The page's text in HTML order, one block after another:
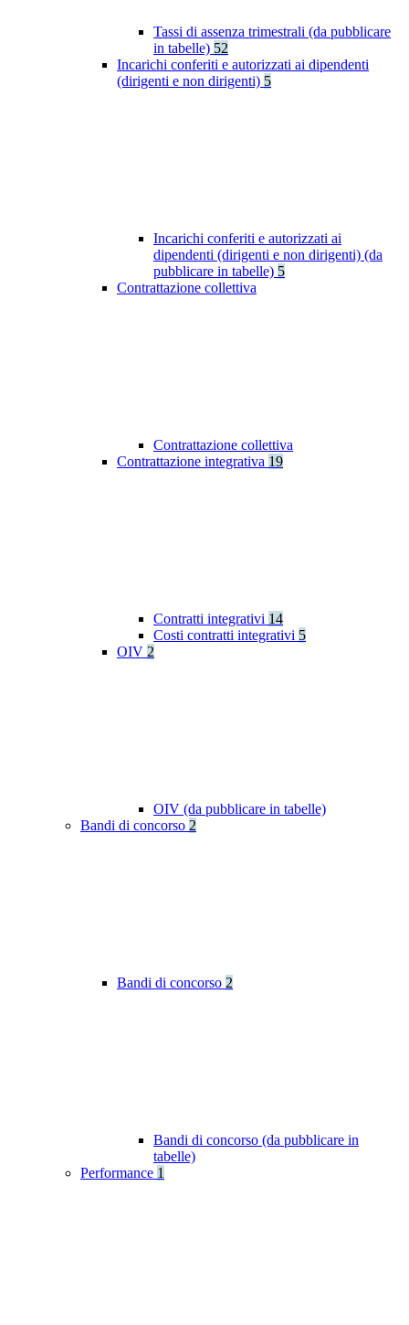
Tassi di assenza trimestrali (da pubblicare
in tabelle) 52
Incarichi conferiti e autorizzati ai dipendenti
(dirigenti e non dirigenti) 5
Incarichi conferiti e autorizzati ai
dipendenti (dirigenti e non dirigenti) (da
pubblicare in tabelle) 5
Contrattazione collettiva
Contrattazione collettiva
Contrattazione integrativa 19
Contratti integrativi 14
Costi contratti integrativi 5
OIV 2
OIV (da pubblicare in tabelle)
Bandi di concorso 2
Bandi di concorso 2
Bandi di concorso (da pubblicare in
tabelle)
Performance 1